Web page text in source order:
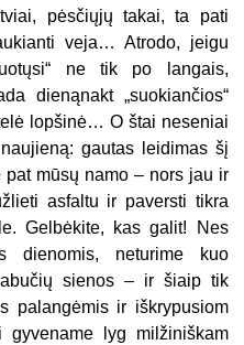
pėsčiųjų takai, ta pati
veja… Atrodo, jeigu
ne tik po langais,
dienąnakt „suokiančios“
lopšinė… O štai neseniai
gautas leidimas šį
mūsų namo – nors jau ir
asfaltu ir paversti tikra
Gelbėkite, kas galit! Nes
dienomis, neturime kuo
sienos – ir šiaip tik
palangėmis ir iškrypusiom
lyg milžiniškam